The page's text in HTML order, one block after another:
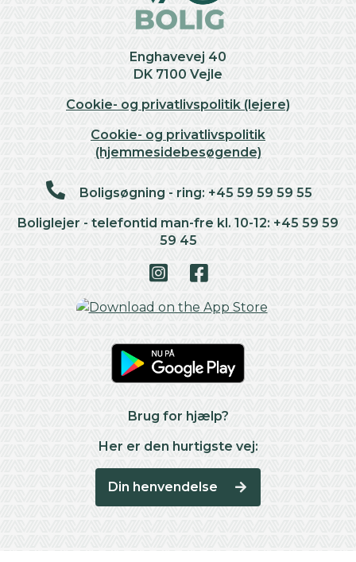
Enghavevej 40
DK 7100 Vejle
Cookie- og privatlivspolitik (lejere)
Cookie- og privatlivspolitik
(hjemmesidebesøgende)
Boligsøgning - ring: +45 59 59 59 55
Boliglejer - telefontid man-fre kl. 10-12: +45 59 59
59 45
Brug for hjælp?
Her er den hurtigste vej:
Din henvendelse